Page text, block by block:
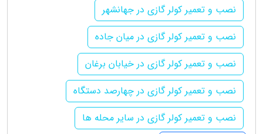
نصب و تعمیر کولر گازی در جهانشهر
نصب و تعمیر کولر گازی در میان جاده
نصب و تعمیر کولر گازی در خیابان برغان
نصب و تعمیر کولر گازی در چهارصد دستگاه
نصب و تعمیر کولر گازی در سایر محله ها